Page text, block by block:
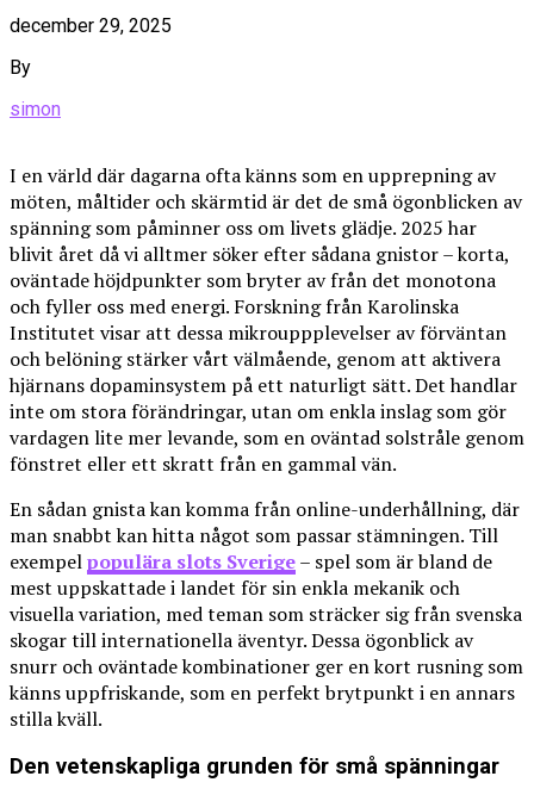
december 29, 2025
By
simon
I en värld där dagarna ofta känns som en upprepning av
möten, måltider och skärmtid är det de små ögonblicken av
spänning som påminner oss om livets glädje. 2025 har
blivit året då vi alltmer söker efter sådana gnistor – korta,
oväntade höjdpunkter som bryter av från det monotona
och fyller oss med energi. Forskning från Karolinska
Institutet visar att dessa mikrouppplevelser av förväntan
och belöning stärker vårt välmående, genom att aktivera
hjärnans dopaminsystem på ett naturligt sätt. Det handlar
inte om stora förändringar, utan om enkla inslag som gör
vardagen lite mer levande, som en oväntad solstråle genom
fönstret eller ett skratt från en gammal vän.
En sådan gnista kan komma från online-underhållning, där
man snabbt kan hitta något som passar stämningen. Till
exempelpopulära slots Sverige– spel som är bland de
mest uppskattade i landet för sin enkla mekanik och
visuella variation, med teman som sträcker sig från svenska
skogar till internationella äventyr. Dessa ögonblick av
snurr och oväntade kombinationer ger en kort rusning som
känns uppfriskande, som en perfekt brytpunkt i en annars
stilla kväll.
Den vetenskapliga grunden för små spänningar